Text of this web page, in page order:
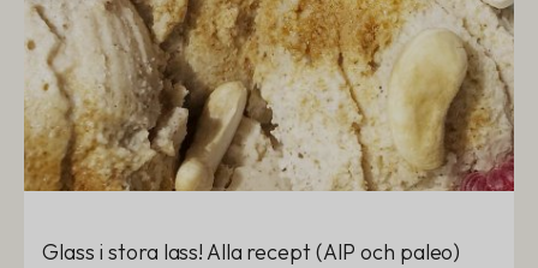
Glass i stora lass! Alla recept (AIP och paleo)